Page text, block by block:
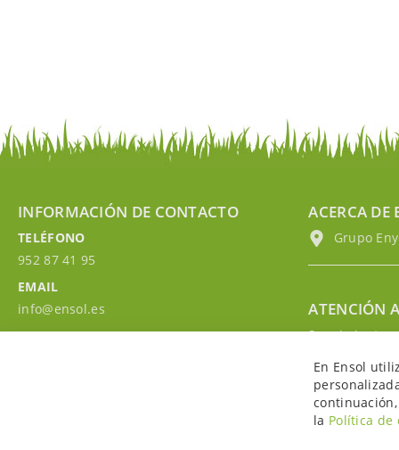
INFORMACIÓN DE CONTACTO
TELÉFONO
952 87 41 95
EMAIL
info@ensol.es
HORARIO
ACERCA DE
Grupo
ATENCIÓN
Seguimiento
Accede a tu
En Ensol
la Política de